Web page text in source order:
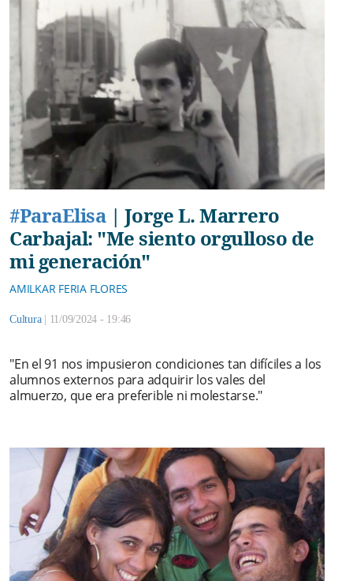
#ParaElisa| Jorge L. Marrero
Carbajal: "Me siento orgulloso de
mi generación"
AMILKAR FERIA FLORES
Cultura | 11/09/2024 - 19:46
"En el 91 nos impusieron condiciones tan difíciles a los
alumnos externos para adquirir los vales del
almuerzo, que era preferible ni molestarse."